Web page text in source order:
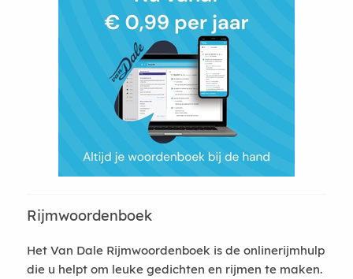
Rijmwoordenboek
Het Van Dale Rijmwoordenboek is de onlinerijmhulp
die u helpt om leuke gedichten en rijmen te maken.